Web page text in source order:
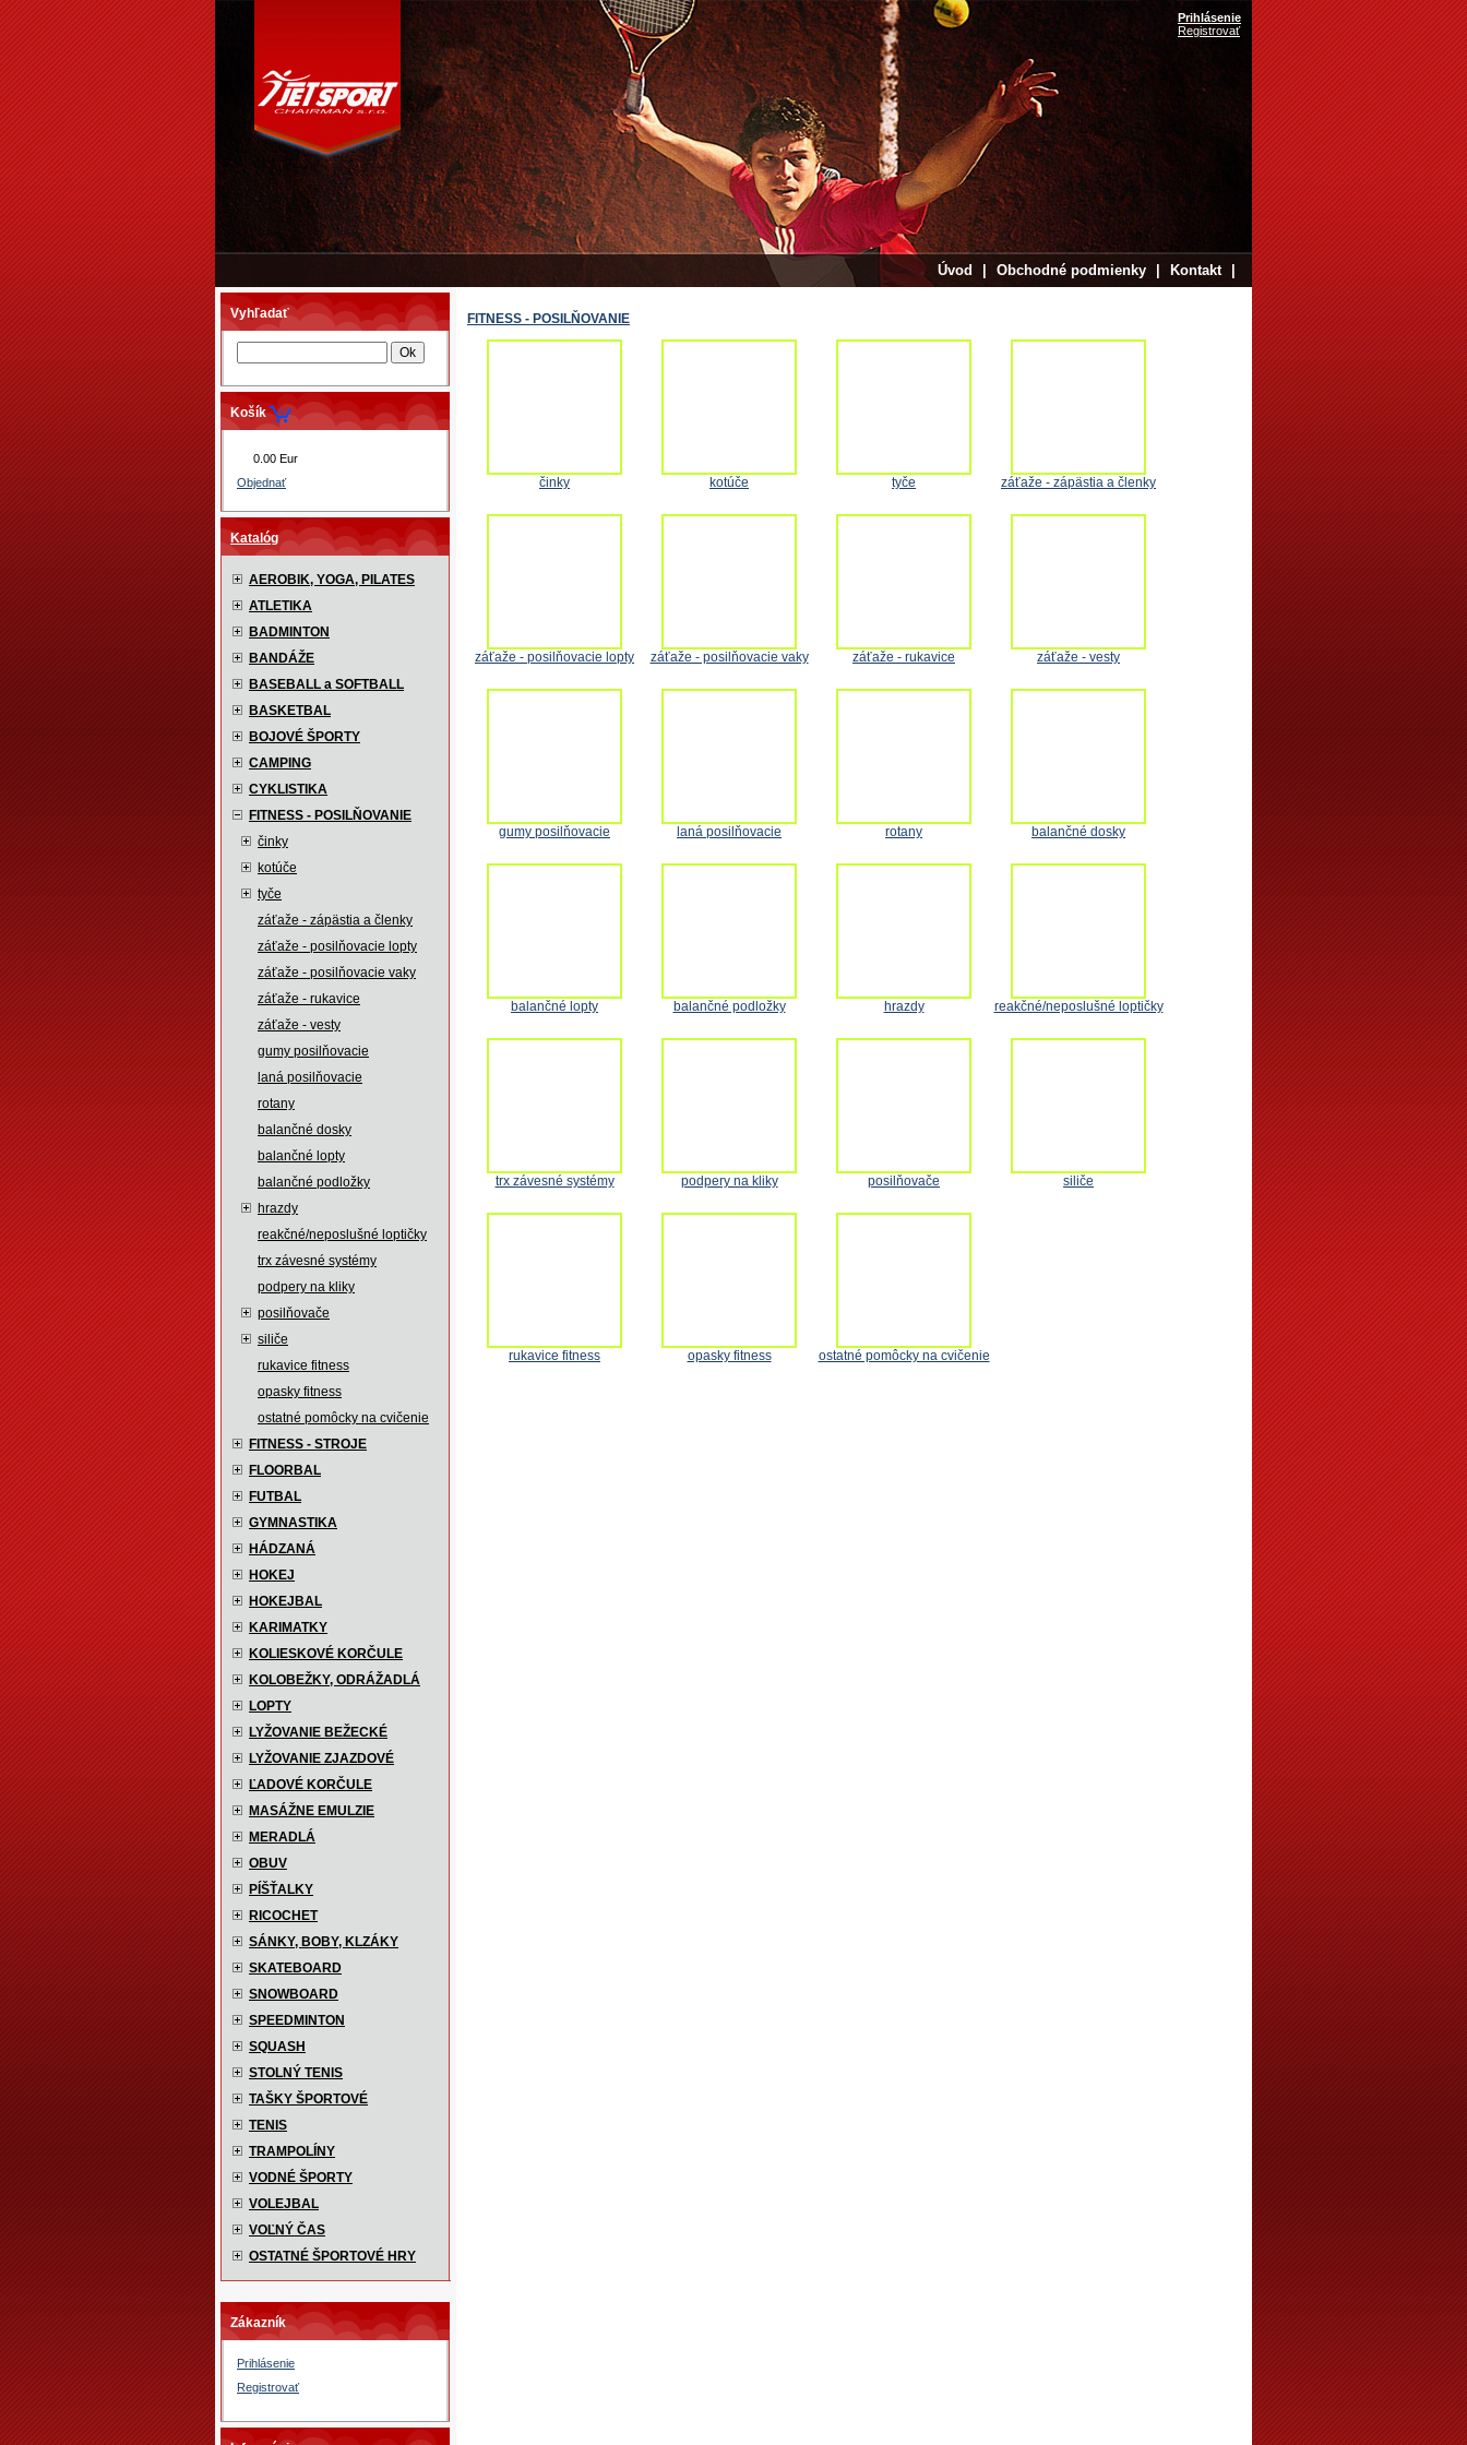
Prihlásenie
Registrovať
Úvod Obchodné podmienky Kontakt
Vyhľadať
Košík
0.00 Eur
Objednať
Katalóg
AEROBIK, YOGA, PILATES
ATLETIKA
BADMINTON
BANDÁŽE
BASEBALL a SOFTBALL
BASKETBAL
BOJOVÉ ŠPORTY
CAMPING
CYKLISTIKA
FITNESS - POSILŇOVANIE
činky
kotúče
tyče
záťaže - zápästia a členky
záťaže - posilňovacie lopty
záťaže - posilňovacie vaky
záťaže - rukavice
záťaže - vesty
gumy posilňovacie
laná posilňovacie
rotany
balančné dosky
balančné lopty
balančné podložky
hrazdy
reakčné/neposlušné loptičky
trx závesné systémy
podpery na kliky
posilňovače
siliče
rukavice fitness
opasky fitness
ostatné pomôcky na cvičenie
FITNESS - STROJE
FLOORBAL
FUTBAL
GYMNASTIKA
HÁDZANÁ
HOKEJ
HOKEJBAL
KARIMATKY
KOLIESKOVÉ KORČULE
KOLOBEŽKY, ODRÁŽADLÁ
LOPTY
LYŽOVANIE BEŽECKÉ
LYŽOVANIE ZJAZDOVÉ
ĽADOVÉ KORČULE
MASÁŽNE EMULZIE
MERADLÁ
OBUV
PÍŠŤALKY
RICOCHET
SÁNKY, BOBY, KLZÁKY
SKATEBOARD
SNOWBOARD
SPEEDMINTON
SQUASH
STOLNÝ TENIS
TAŠKY ŠPORTOVÉ
TENIS
TRAMPOLÍNY
VODNÉ ŠPORTY
VOLEJBAL
VOĽNÝ ČAS
OSTATNÉ ŠPORTOVÉ HRY
Zákazník
Prihlásenie
Registrovať
FITNESS - POSILŇOVANIE
činky kotúče tyče záťaže - zápästia a členky
záťaže - posilňovacie lopty záťaže - posilňovacie vaky záťaže - rukavice záťaže - vesty
gumy posilňovacie laná posilňovacie rotany balančné dosky
balančné lopty balančné podložky hrazdy reakčné/neposlušné loptičky
trx závesné systémy podpery na kliky posilňovače siliče
rukavice fitness opasky fitness ostatné pomôcky na cvičenie